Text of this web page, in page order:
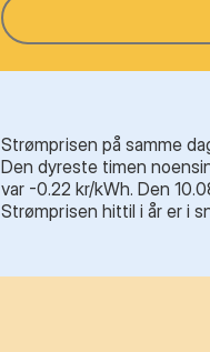
Strømprisen på samme
Den dyreste timen
var -0.22 kr/kWh. Den
Strømprisen hittil i år er i